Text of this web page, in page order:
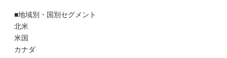
■地域別・国別セグメント
北米
米国
カナダ